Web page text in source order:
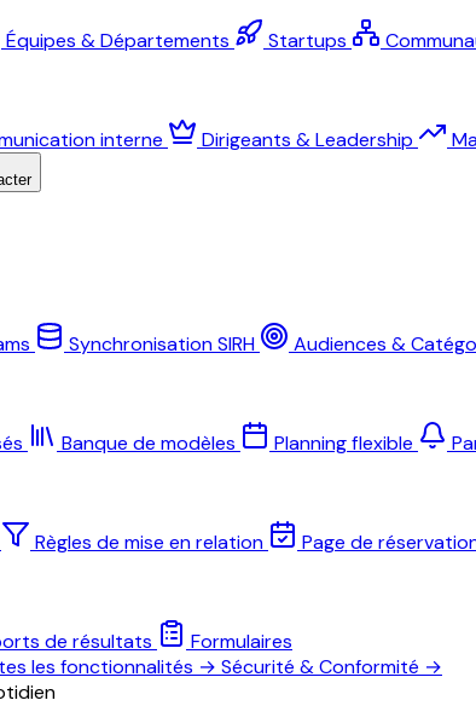
Équipes & Départements Startups
interne Dirigeants & Leadership
Synchronisation SIRH Audiences &
Banque de modèles Planning flexible
Règles de mise en relation Page de
de résultats
Formulaires
les fonctionnalités → Sécurité & Conformité →